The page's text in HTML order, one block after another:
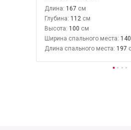
Длина: 167
Глубина: 112
Высота: 100
Ширина спального места: 140
Длина спального места: 197